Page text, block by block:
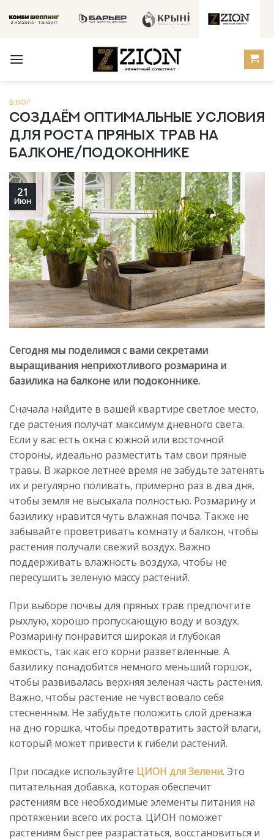
БЛОГ
Создаём оптимальные условия
для роста пряных трав на
балконе/подоконнике
21
Июн
Сегодня мы поделимся с вами секретами
выращивания неприхотливого розмарина и
базилика на балконе или подоконнике.
Сначала найдите в вашей квартире светлое место,
где растения получат максимум дневного света.
Если у вас есть окна с южной или восточной
стороны, идеально разместить там свои пряные
травы. В жаркое летнее время не забудьте затенять
их и регулярно поливать, примерно раз в два дня,
чтобы земля не высыхала полностью. Розмарину и
базилику нравится чуть влажная почва. Также не
забывайте проветривать комнату и балкон, чтобы
растения получали свежий воздух. Важно
поддерживать влажность воздуха, чтобы не
пересушить зеленую массу растений.
При выборе почвы для пряных трав предпочтите
рыхлую, хорошо пропускающую воду и воздух.
Розмарину понравится широкая и глубокая
емкость, так как его корни разветвленные. А
базилику понадобится немного меньший горшок,
чтобы развивалась верхняя зеленая часть растения.
Важно, чтобы растение не чувствовало себя
стесненным. Не забудьте положить слой дренажа
на дно горшка, чтобы предотвратить застой влаги,
который может привести к гибели растений.
При посадке используйте ЦИОН для Зелени. Это
питательная добавка, которая обеспечит
растениям все необходимые элементы питания на
протяжении всего их роста. ЦИОН поможет
растениям быстрее разрастаться, восстановиться и